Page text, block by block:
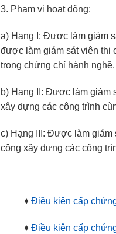
3. Phạm vi hoạt động:
a) Hạng I: Được làm giám
được làm giám sát viên thi
trong chứng chỉ hành nghề.
b) Hạng II: Được làm giám
xây dựng các công trình
c) Hạng III: Được làm giám
công xây dựng các công
♦ Điều kiện cấp
♦ Điều kiện cấp